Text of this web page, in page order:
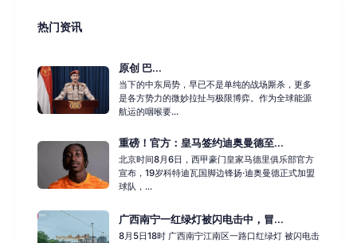
热门资讯
原创 巴...
当下的中东局势，早已不是单纯的战场厮杀，更多
是各方势力的微妙拉扯与极限博弈。作为全球能源
航运的咽喉要...
重磅！官方：皇马签约迪奥曼德至...
北京时间8月6日，西甲豪门皇家马德里俱乐部官方
宣布，19岁科特迪瓦国脚边锋扬·迪奥曼德正式加盟
球队，...
广西南宁一红绿灯被闪电击中，冒...
8月5日18时 广西南宁江南区一路口红绿灯 被闪电击